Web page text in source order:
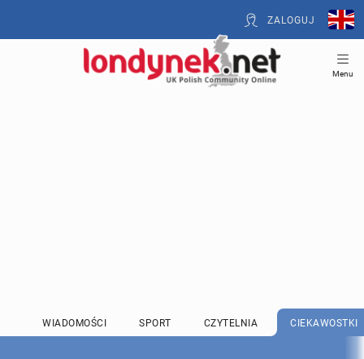
ZALOGUJ
Menu
WIADOMOŚCI SPORT CZYTELNIA CIEKAWOSTKI